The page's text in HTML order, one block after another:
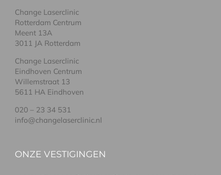
Change Laserclinic
Rotterdam Centrum
Meent 13A
3011 JA Rotterdam
Change Laserclinic
Eindhoven Centrum
Willemstraat 13
5611 HA Eindhoven
020 – 23 34 531
info@changelaserclinic.nl
ONZE VESTIGINGEN